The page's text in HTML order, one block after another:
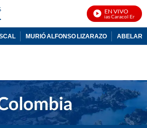
EN VIVO
Noticias Caracol En Vivo
MURIÓ ALFONSO LIZARAZO